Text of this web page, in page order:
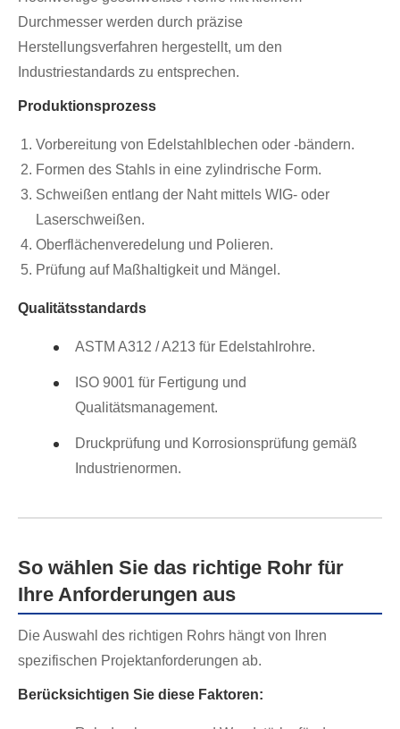
Durchmesser werden durch präzise
Herstellungsverfahren hergestellt, um den
Industriestandards zu entsprechen.
Produktionsprozess
Vorbereitung von Edelstahlblechen oder -bändern.
Formen des Stahls in eine zylindrische Form.
Schweißen entlang der Naht mittels WIG- oder
Laserschweißen.
Oberflächenveredelung und Polieren.
Prüfung auf Maßhaltigkeit und Mängel.
Qualitätsstandards
ASTM A312 / A213 für Edelstahlrohre.
ISO 9001 für Fertigung und
Qualitätsmanagement.
Druckprüfung und Korrosionsprüfung gemäß
Industrienormen.
So wählen Sie das richtige Rohr für
Ihre Anforderungen aus
Die Auswahl des richtigen Rohrs hängt von Ihren
spezifischen Projektanforderungen ab.
Berücksichtigen Sie diese Faktoren: